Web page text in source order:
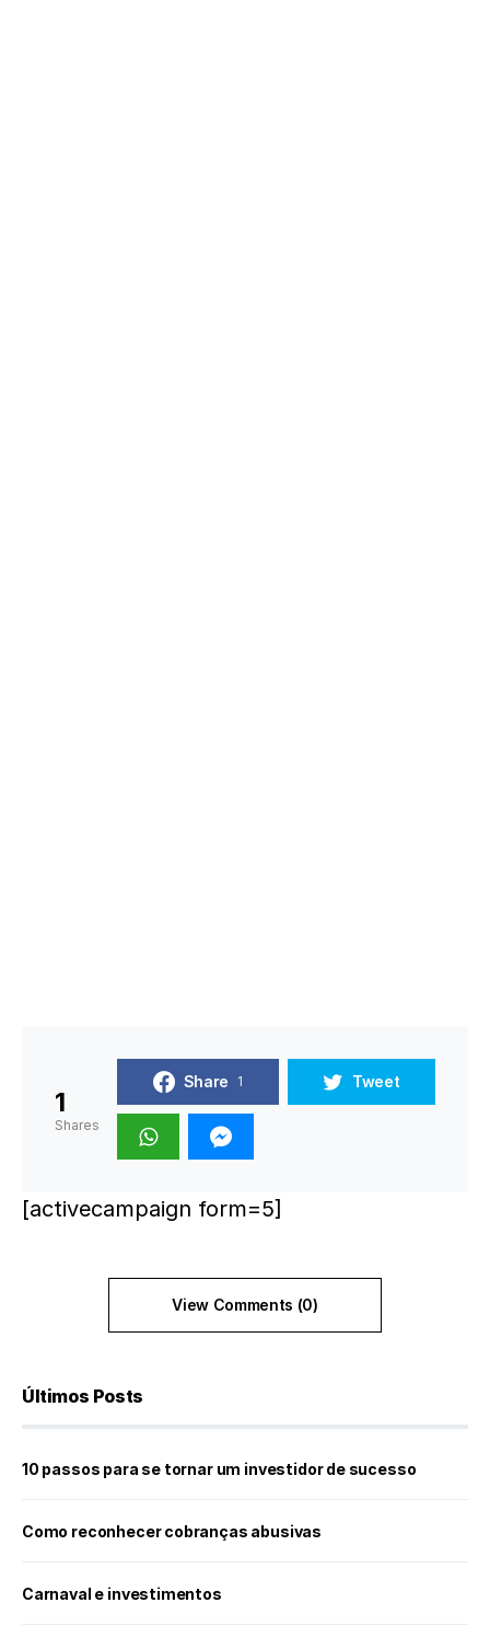
1
Shares
Share 1 Tweet
[activecampaign form=5]
View Comments (0)
Últimos Posts
10 passos para se tornar um investidor de sucesso
Como reconhecer cobranças abusivas
Carnaval e investimentos